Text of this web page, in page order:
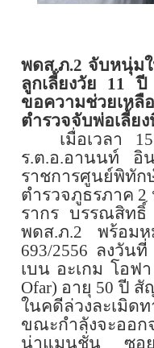
พดส.ภ.2 จับหนุ่ม
ลูกเลี้ยงวัย 11ปี
ขอความช่วยเหลื
ตำรวจจับพ่อเลี้ย
เมื่อเวลา 15
ร.ต.อ.อานนท์ อิ
ราชการศูนย์พิทั
ตำรวจภูธรภาค 2
รากร บรรณสิทธิ์
พดส.ภ.2 พร้อม
693/2556 ลงวันที่
เบน อะเกม โอฟ
Ofar) อายุ 50ปี สั
ในคดีล่วงละเมิด
ขณะกำลังจะออก
น่าแมนชั่น ซอ